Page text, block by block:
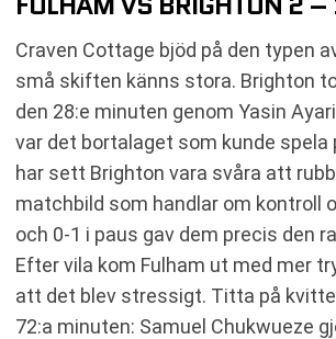
Craven Cottage bjöd på den typen
små skiften känns stora. Brighton
den 28:e minuten genom Yasin
var det bortalaget som kunde spela
har sett Brighton vara svåra att
matchbild som handlar om kontroll
och 0-1 i paus gav dem precis den
Efter vila kom Fulham ut med mer
att det blev stressigt. Titta på
72:a minuten: Samuel Chukwueze